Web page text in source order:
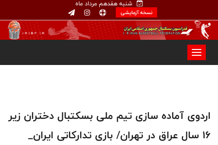
شنبه هفدهم مرداد ماه
نسخه آزمایشی
اردوی آماده سازی تیم ملی بسکتبال دختران زیر
۱۶ سال عراق در تهران/ بازی تدارکاتی ایران_